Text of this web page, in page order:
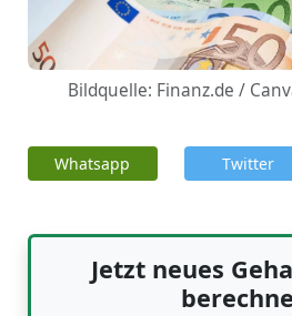
Bildquelle: Finanz.de /
Whatsapp Twitter
Jetzt neues